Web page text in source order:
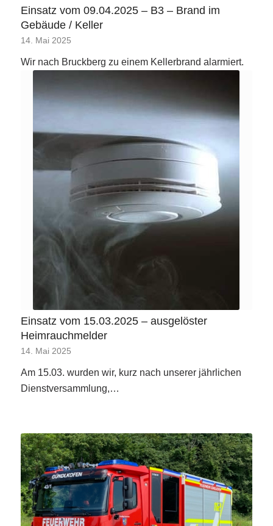
Einsatz vom 09.04.2025 – B3 – Brand im
Gebäude / Keller
14. Mai 2025
Wir nach Bruckberg zu einem Kellerbrand alarmiert.
Einsatz vom 15.03.2025 – ausgelöster
Heimrauchmelder
14. Mai 2025
Am 15.03. wurden wir, kurz nach unserer jährlichen
Dienstversammlung,…